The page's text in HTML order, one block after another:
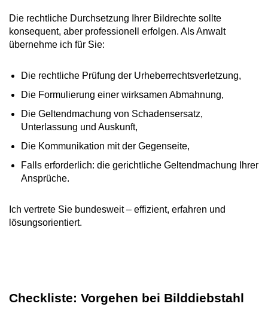
Die rechtliche Durchsetzung Ihrer Bildrechte sollte
konsequent, aber professionell erfolgen. Als Anwalt
übernehme ich für Sie:
Die rechtliche Prüfung der Urheberrechtsverletzung,
Die Formulierung einer wirksamen Abmahnung,
Die Geltendmachung von Schadensersatz,
Unterlassung und Auskunft,
Die Kommunikation mit der Gegenseite,
Falls erforderlich: die gerichtliche Geltendmachung Ihrer
Ansprüche.
Ich vertrete Sie bundesweit – effizient, erfahren und
lösungsorientiert.
Checkliste: Vorgehen bei Bilddiebstahl